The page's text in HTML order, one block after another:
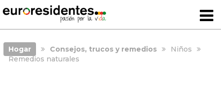
Hogar Consejos, trucos y remedios
Niños
Remedios naturales